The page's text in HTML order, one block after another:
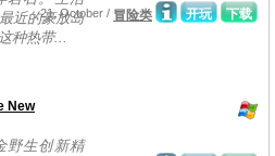
近的豪放岛
种热带...
下载
开玩
21, October / 冒险类
New
野生创新精